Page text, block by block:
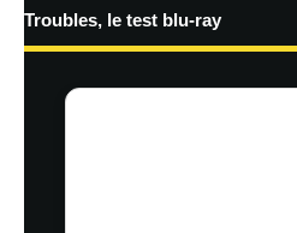
Troubles, le test blu-ray